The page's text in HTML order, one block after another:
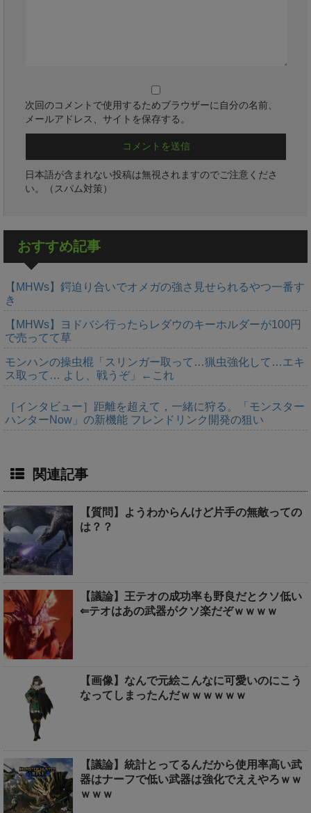
次回のコメントで使用するためブラウザーに自分の名前、
メールアドレス、サイトを保存する。
日本語が含まれない投稿は無視されますのでご注意くださ
い。（スパム対策）
おすすめ記事
【MHWs】鍔迫り合いでオメガの強さ見せられるやつ一番す
き
【MHWs】ヨドバシ行ったらレダウのキーホルダーが100円
で売ってて草
モンハンの操虫棍「スリンガー取って…猟虫強化して…エキ
ス取って… よし、戦うぞ」←これ
［インタビュー］距離を超えて，一緒に狩る。「モンスター
ハンターNow」の新機能 フレンドリンク開発の狙い
関連記事
【質問】ようわからんけど片手の無敵っての
は？？
【議論】王テオの成功率も野良だとクソ低い
⇐テオはあの武器がクソ楽だぞｗｗｗｗ
【画像】なんで元絵こんなに可愛いのにこう
なってしまったんだｗｗｗｗｗｗ
【議論】統計とってるんだから使用率高い武
器はナーフで低い武器は強化でええやろｗｗ
ｗｗｗ